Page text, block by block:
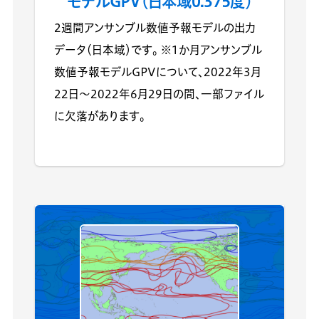
2週間アンサンブル数値予報モデルの出力
データ（日本域）です。 ※1か月アンサンブル
数値予報モデルGPVについて、2022年3月
22日～2022年6月29日の間、一部ファイル
に欠落があります。